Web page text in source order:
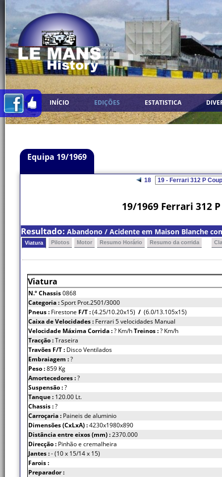
INÍCIO EDIÇÕES ESTATISTICA
Equipa 19/1969
18
19/1969 Ferrari 312
Resultado: Abandono / Acidente em Maison Blanche
Viatura Pilotos Motor Resumo Horário Resumo da corrida
Viatura
N.º Chassis0868
Categoria :Sport Prot.2501/3000
Pneus : Firestone F/T :(4.25/10.20x15) / (6.0/13.105x15)
Caixa de Velocidades : Ferrari 5 velocidades Manual
Velocidade Máxima Corrida :? Km/hTreinos :? Km/h
Tracção :Traseira
Travões F/T : Disco Ventilados
Embraiagem :?
Peso :859 Kg
Amortecedores :?
Suspensão :?
Tanque : 120.00 Lt.
Chassis :?
Carroçaria : Paineis de aluminio
Dimensões (CxLxA) :4230x1980x890
Distância entre eixos (mm) :2370.000
Direcção : Pinhão e cremalheira
Jantes :- (10 x 15/14 x 15)
Farois :
Preparador :